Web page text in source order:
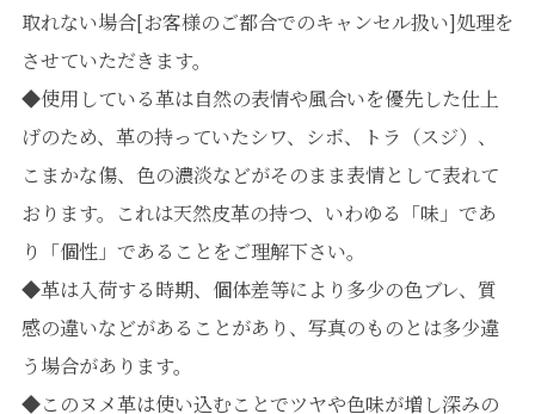
取れない場合[お客様のご都合でのキャンセル扱い]処理を
させていただきます。
◆使用している革は自然の表情や風合いを優先した仕上
げのため、革の持っていたシワ、シボ、トラ（スジ）、
こまかな傷、色の濃淡などがそのまま表情として表れて
おります。これは天然皮革の持つ、いわゆる「味」であ
り「個性」であることをご理解下さい。
◆革は入荷する時期、個体差等により多少の色ブレ、質
感の違いなどがあることがあり、写真のものとは多少違
う場合があります。
◆このヌメ革は使い込むことでツヤや色味が増し深みの